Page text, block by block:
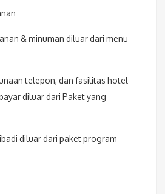
& minuman diluar dari menu
telepon, dan fasilitas hotel
diluar dari Paket yang
diluar dari paket program